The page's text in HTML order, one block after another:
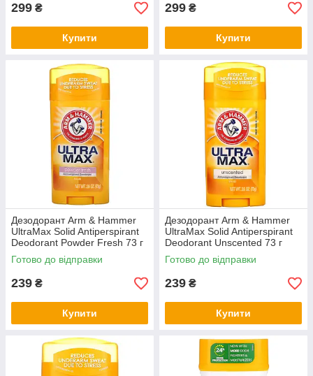
299 ₴
Купити
299 ₴
Купити
Дезодорант Arm & Hammer
UltraMax Solid Antiperspirant
Deodorant Powder Fresh 73 г
Готово до відправки
239 ₴
Купити
Дезодорант Arm & Hammer
UltraMax Solid Antiperspirant
Deodorant Unscented 73 г
Готово до відправки
239 ₴
Купити